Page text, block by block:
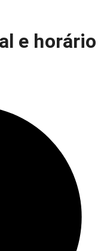
e horário